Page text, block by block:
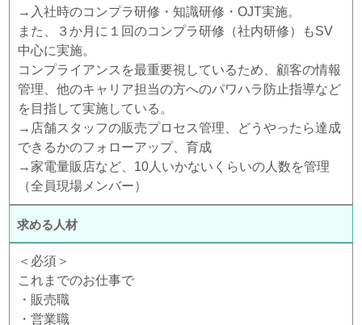
→入社時のコンプラ研修・知識研修・OJT実施。
また、３か月に１回のコンプラ研修（社内研修）もSV
中心に実施。
コンプライアンスを最重要視しているため、顧客の情報
管理、他のキャリア担当の方へのパワハラ防止指導など
を目指して実施している。
→店舗スタッフの販売プロセス管理、どうやったら達成
できるかのフォローアップ、育成
→家電量販店など、10人いかないくらいの人数を管理
（全員現場メンバー）
求める人材
＜必須＞
これまでのお仕事で
・販売職
・営業職